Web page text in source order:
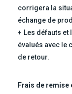
corrigera la
échange de
Les défauts
évalués avec le
de retour.
Frais de remise